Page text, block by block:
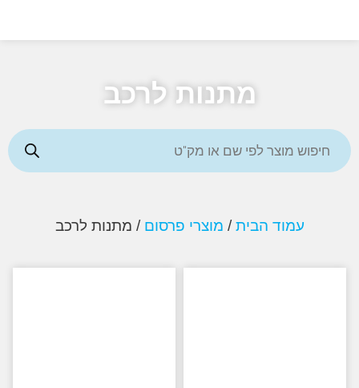
מתנות לרכב
עמוד הבית/מוצרי פרסום / מתנות לרכב